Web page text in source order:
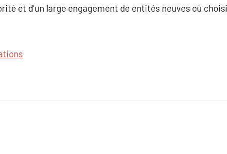
et d’un large engagement de entités neuves où